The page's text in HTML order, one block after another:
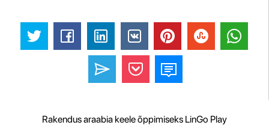
Rakendus araabia keele õppimiseks LinGo Play